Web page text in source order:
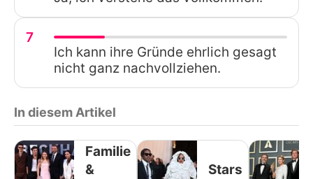
7
Ich kann ihre Gründe ehrlich gesagt
nicht ganz nachvollziehen.
In diesem Artikel
Familie
&
Stars